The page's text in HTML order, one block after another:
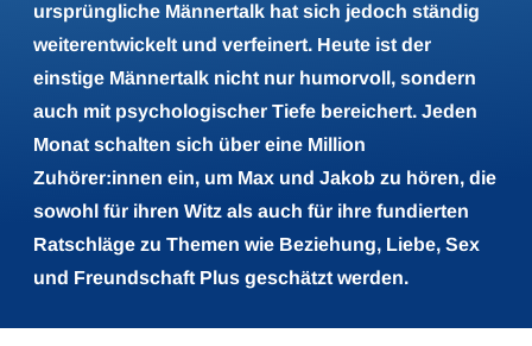
ursprüngliche Männertalk hat sich jedoch ständig
weiterentwickelt und verfeinert. Heute ist der
einstige Männertalk nicht nur humorvoll, sondern
auch mit psychologischer Tiefe bereichert. Jeden
Monat schalten sich über eine Million
Zuhörer:innen ein, um Max und Jakob zu hören, die
sowohl für ihren Witz als auch für ihre fundierten
Ratschläge zu Themen wie Beziehung, Liebe, Sex
und Freundschaft Plus geschätzt werden.